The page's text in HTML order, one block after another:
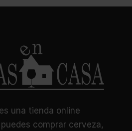
una tienda online
comprar cerveza,